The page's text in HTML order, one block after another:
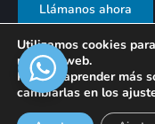
Llámanos ahora
Utilizamos cookies
nuestra web.
Puedes aprender más
cambiarlas en los